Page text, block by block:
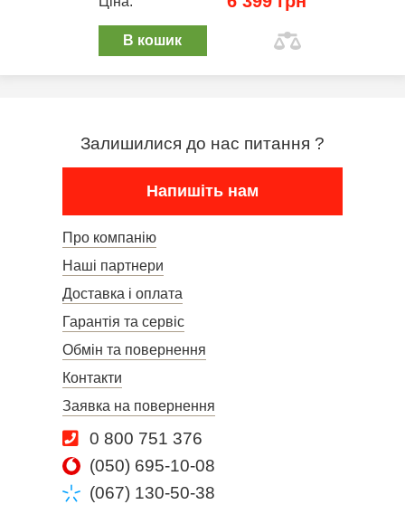
В кошик
Залишилися до нас питання ?
Напишіть нам
Про компанію
Наші партнери
Доставка і оплата
Гарантія та сервіс
Обмін та повернення
Контакти
Заявка на повернення
0 800 751 376
(050) 695-10-08
(067) 130-50-38